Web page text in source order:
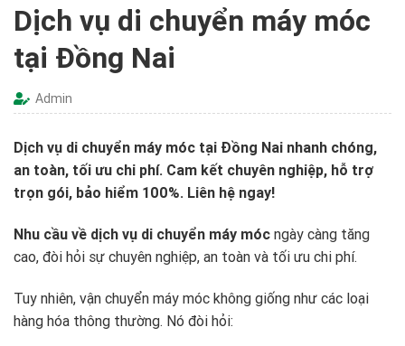
Dịch vụ di chuyển máy móc
tại Đồng Nai
Admin
Dịch vụ di chuyển máy móc tại Đồng Nai nhanh chóng,
an toàn, tối ưu chi phí. Cam kết chuyên nghiệp, hỗ trợ
trọn gói, bảo hiểm 100%. Liên hệ ngay!
Nhu cầu về dịch vụ di chuyển máy móc ngày càng tăng
cao, đòi hỏi sự chuyên nghiệp, an toàn và tối ưu chi phí.
Tuy nhiên, vận chuyển máy móc không giống như các loại
hàng hóa thông thường. Nó đòi hỏi: